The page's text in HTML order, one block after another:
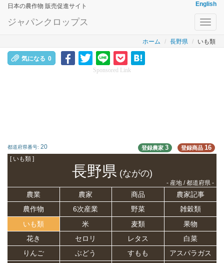
日本の農作物 販売促進サイト English
ジャパンクロップス
ホーム 長野県 いも類
気になる 0
Sponsored Link
都道府県番号: 20 登録農家3 登録商品 16
[ いも類 ]
長野県 (ながの)
- 産地 / 都道府県 -
農業 農家 商品
農家記事
農作物
6次産業 野菜
雑穀類
いも類
米 麦類
果物
花き
セロリ レタス
白菜
りんご
ぶどう すもも
アスパラガス